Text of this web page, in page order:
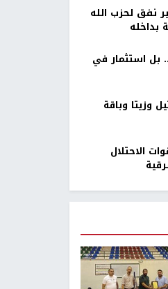
نفق لحزب الله
بداخله
بل استثمار في
وزيتا وباقة
الاحتلال